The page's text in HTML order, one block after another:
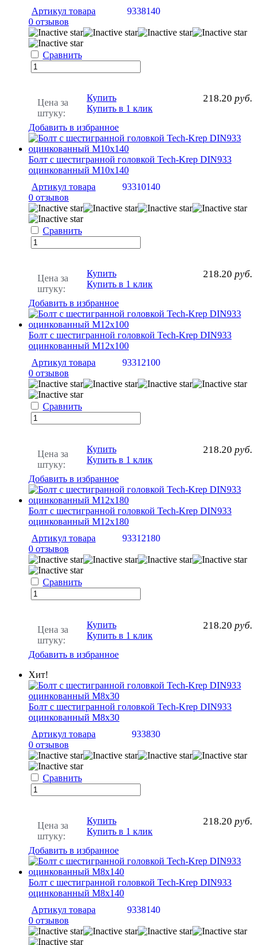
Артикул товара
9338140
0 отзывов
Сравнить
Цена за
штуку:
218.20 руб.
Купить
Купить в 1 клик
Добавить в избранное
Болт с шестигранной головкой Tech-Krep DIN933
оцинкованный М10х140
Артикул товара
93310140
0 отзывов
Сравнить
Цена за
штуку:
218.20 руб.
Купить
Купить в 1 клик
Добавить в избранное
Болт с шестигранной головкой Tech-Krep DIN933
оцинкованный М12х100
Артикул товара
93312100
0 отзывов
Сравнить
Цена за
штуку:
218.20 руб.
Купить
Купить в 1 клик
Добавить в избранное
Болт с шестигранной головкой Tech-Krep DIN933
оцинкованный М12х180
Артикул товара
93312180
0 отзывов
Сравнить
Цена за
штуку:
218.20 руб.
Купить
Купить в 1 клик
Добавить в избранное
Хит!
Болт с шестигранной головкой Tech-Krep DIN933
оцинкованный М8х30
Артикул товара
933830
0 отзывов
Сравнить
Цена за
штуку:
218.20 руб.
Купить
Купить в 1 клик
Добавить в избранное
Болт с шестигранной головкой Tech-Krep DIN933
оцинкованный М8х140
Артикул товара
9338140
0 отзывов